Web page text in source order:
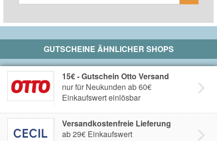
GUTSCHEINE ÄHNLICHER SHOPS
15€ - Gutschein Otto Versand
nur für Neukunden ab 60€
Einkaufswert einlösbar
Versandkostenfreie Lieferung
ab 29€ Einkaufswert